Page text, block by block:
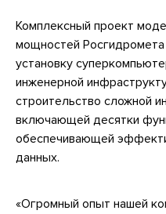
Комплексный проект
мощностей
установку
инженерной
строительство сложной
включающей десятки
обеспечивающей
данных.
«Огромный опыт нашей